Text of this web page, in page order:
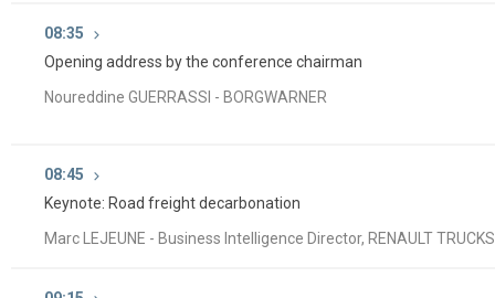
08:35
Opening address by the conference chairman
Noureddine GUERRASSI - BORGWARNER
08:45
Keynote: Road freight decarbonation
Marc LEJEUNE - Business Intelligence Director, RENAULT TRUCKS